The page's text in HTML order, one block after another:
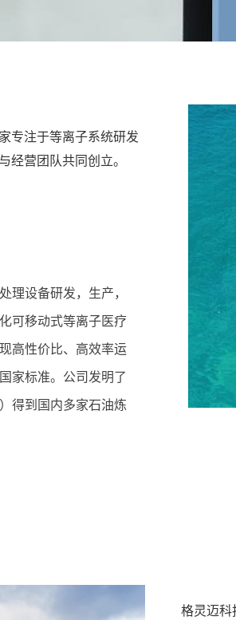
专注于等离子系统研发
经营团队共同创立。
理设备研发，生产，
可移动式等离子医疗
高性价比、高效率运
家标准。公司发明了
得到国内多家石油炼
格灵迈科